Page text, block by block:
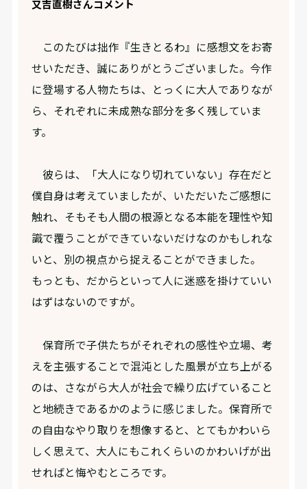
又吉直樹さんコメント
このたびは拙作『生きとるわ』に感想文をお寄
せいただき、誠にありがとうございました。今作
に登場する人物たちは、とっくに大人でありなが
ら、それぞれに未成熟な部分を多く残していま
す。
彼らは、「大人になり切れていない」存在だと
僕自身は考えていましたが、いただいたご感想に
触れ、そもそも人間の根源となる本能を理性や知
識で覆うことができていないだけなのかもしれな
いと、別の視点から捉えることができました。
もっとも、だからといって人に迷惑を掛けていい
はずはないのですが。
保育所で子供たちがそれぞれの感性や立場、考
えを主張することで混沌とした風景が立ち上がる
のは、さながら大人が社会で繰り広げていること
と地続きであるかのように感じました。保育所で
の自由なやり取りを想像すると、とてもかわいら
しく思えて、大人にもこれくらいのかわいげが出
せればと悔やむところです。